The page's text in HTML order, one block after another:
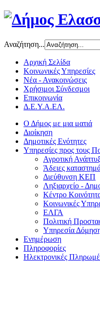
Αναζήτηση...
Αρχική Σελίδα
Κοινωνικές Υπηρεσίες
Νέα - Ανακοινώσεις
Χρήσιμοι Σύνδεσμοι
Επικοινωνία
Δ.Ε.Υ.Α.ΕΛ.
Ο Δήμος με μια ματιά
Διοίκηση
Δημοτικές Ενότητες
Υπηρεσίες προς τους
Αγροτική
Άδειες
Διεύθυνση ΚΕΠ
Ληξιαρχείο -
Κέντρο
Κοινωνικές
ΕΛΓΑ
Πολιτική
Υπηρεσία
Ενημέρωση
Πληροφορίες
Ηλεκτρονικές